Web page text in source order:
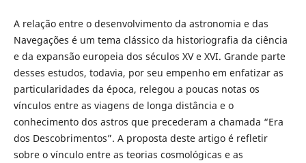
A relação entre o desenvolvimento da astronomia e das
Navegações é um tema clássico da historiografia da ciência
e da expansão europeia dos séculos XV e XVI. Grande parte
desses estudos, todavia, por seu empenho em enfatizar as
particularidades da época, relegou a poucas notas os
vínculos entre as viagens de longa distância e o
conhecimento dos astros que precederam a chamada “Era
dos Descobrimentos”. A proposta deste artigo é refletir
sobre o vínculo entre as teorias cosmológicas e as